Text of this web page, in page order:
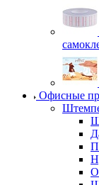
Офисные